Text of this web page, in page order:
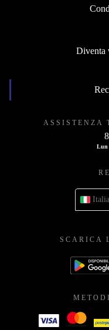
Diventa
ASSISTENZA
Lun
Italia
SCARICA